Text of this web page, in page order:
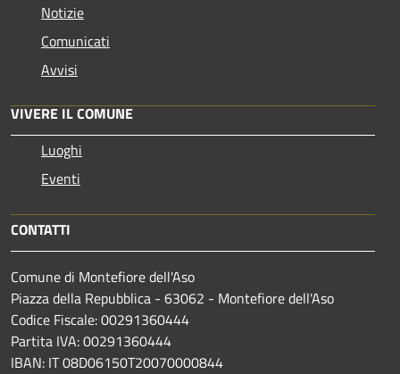
Notizie
Comunicati
Avvisi
VIVERE IL COMUNE
Luoghi
Eventi
CONTATTI
Comune di Montefiore dell'Aso
Piazza della Repubblica - 63062 - Montefiore dell'Aso
Codice Fiscale: 00291360444
Partita IVA: 00291360444
IBAN: IT 08D06150T20070000844